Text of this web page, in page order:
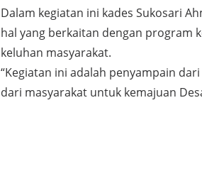
Dalam kegiatan ini kades Sukosari
hal yang berkaitan dengan program
keluhan masyarakat.
“Kegiatan ini adalah penyampain
dari masyarakat untuk kemajuan